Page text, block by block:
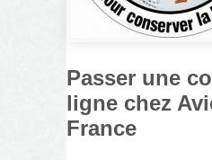
Passer une
ligne chez
France